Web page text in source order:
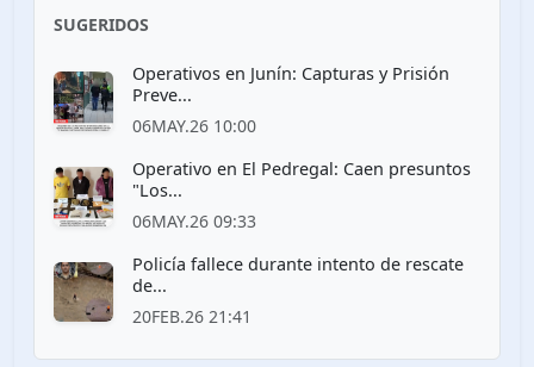
SUGERIDOS
Operativos en Junín: Capturas y Prisión
Preve...
06MAY.26 10:00
Operativo en El Pedregal: Caen presuntos
"Los...
06MAY.26 09:33
Policía fallece durante intento de rescate
de...
20FEB.26 21:41